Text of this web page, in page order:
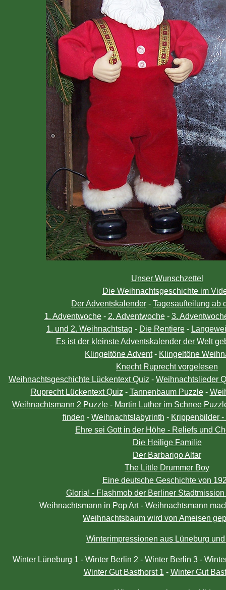
Unser Wunschzettel
Die Weihnachtsgeschichte im
Der Adventskalender - Tagesaufteilung ab
1. Adventwoche- 2. Adventwoche- 3.
1. und 2. Weihnachtstag - Die Rentiere-
Es ist der kleinste Adventskalender der Welt
Klingeltöne Advent- Klingeltöne
Knecht Ruprecht vorgelesen
Weihnachtsgeschichte Lückentext Quiz - Weihnachtslieder
Ruprecht Lückentext Quiz - Tannenbaum Puzzle-
Weihnachtsmann 2 Puzzle- Martin Luther im Schnee
finden - Weihnachtslabyrinth - Krippenbilder
Ehre sei Gott in der Höhe - Reliefs und
Die Heilige Familie
Der Barbarigo Altar
The Little Drummer Boy
Eine deutsche Geschichte von
Gloria! - Flashmob der Berliner Stadtmission
Weihnachtsmann in Pop Art- Weihnachtsmann
Weihnachtsbaum wird von Ameisen
Winterimpressionen aus Lüneburg
Winter Lüneburg 1 - Winter Berlin 2 - Winter Berlin 3 -
Winter Gut Basthorst 1 - Winter Gut